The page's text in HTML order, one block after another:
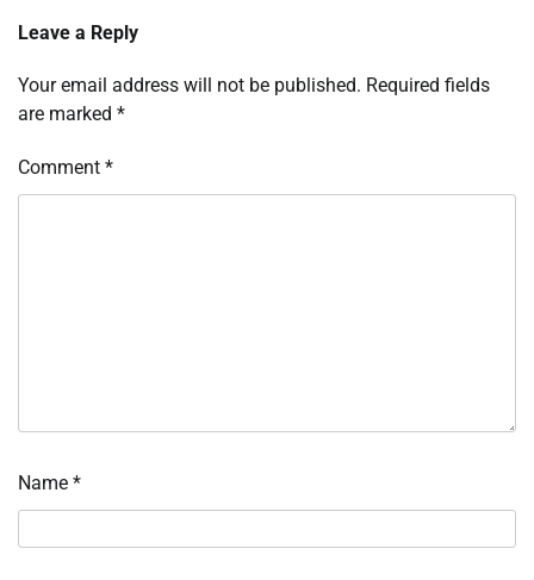
Leave a Reply
Your email address will not be published. Required fields
are marked *
Comment *
Name *